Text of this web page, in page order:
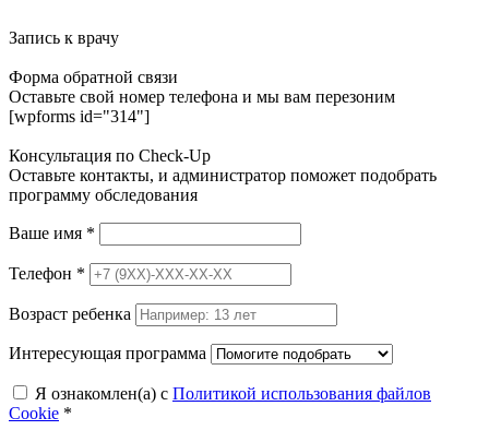
Запись к врачу
Форма обратной связи
Оставьте свой номер телефона и мы вам перезоним
[wpforms id="314"]
Консультация по Check-Up
Оставьте контакты, и администратор поможет подобрать
программу обследования
Ваше имя *
Телефон *
Возраст ребенка
Интересующая программа
Я ознакомлен(а) с Политикой использования файлов
Cookie *